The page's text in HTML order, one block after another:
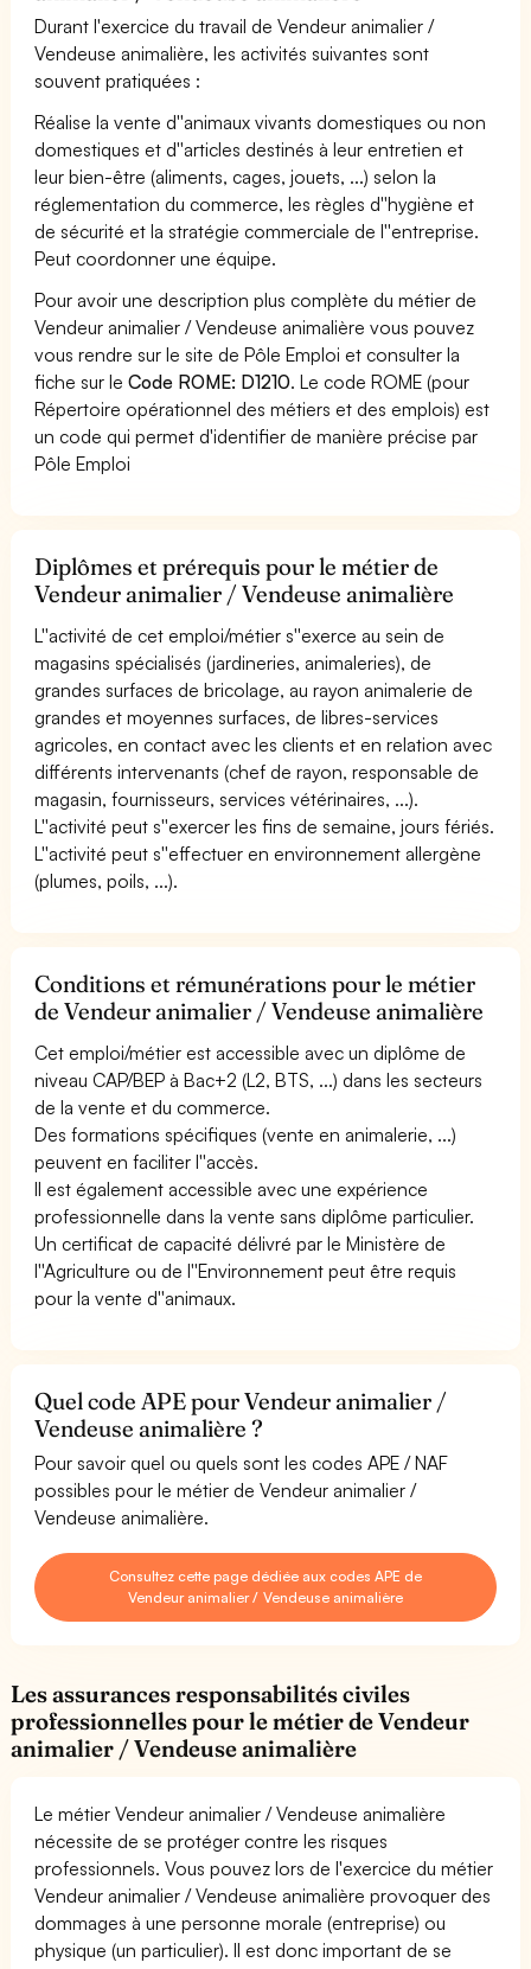
Durant l'exercice du travail de Vendeur animalier /
Vendeuse animalière, les activités suivantes sont
souvent pratiquées :
Réalise la vente d''animaux vivants domestiques ou non
domestiques et d''articles destinés à leur entretien et
leur bien-être (aliments, cages, jouets, ...) selon la
réglementation du commerce, les règles d''hygiène et
de sécurité et la stratégie commerciale de l''entreprise.
Peut coordonner une équipe.
Pour avoir une description plus complète du métier de
Vendeur animalier / Vendeuse animalière vous pouvez
vous rendre sur le site de Pôle Emploi et consulter la
fiche sur leCode ROME: D1210. Le code ROME (pour
Répertoire opérationnel des métiers et des emplois) est
un code qui permet d'identifier de manière précise par
Pôle Emploi
Diplômes et prérequis pour le métier de
Vendeur animalier / Vendeuse animalière
L''activité de cet emploi/métier s''exerce au sein de
magasins spécialisés (jardineries, animaleries), de
grandes surfaces de bricolage, au rayon animalerie de
grandes et moyennes surfaces, de libres-services
agricoles, en contact avec les clients et en relation avec
différents intervenants (chef de rayon, responsable de
magasin, fournisseurs, services vétérinaires, ...).
L''activité peut s''exercer les fins de semaine, jours fériés.
L''activité peut s''effectuer en environnement allergène
(plumes, poils, ...).
Conditions et rémunérations pour le métier
de Vendeur animalier / Vendeuse animalière
Cet emploi/métier est accessible avec un diplôme de
niveau CAP/BEP à Bac+2 (L2, BTS, ...) dans les secteurs
de la vente et du commerce.
Des formations spécifiques (vente en animalerie, ...)
peuvent en faciliter l''accès.
Il est également accessible avec une expérience
professionnelle dans la vente sans diplôme particulier.
Un certificat de capacité délivré par le Ministère de
l''Agriculture ou de l''Environnement peut être requis
pour la vente d''animaux.
Quel code APE pour Vendeur animalier /
Vendeuse animalière ?
Pour savoir quel ou quels sont les codes APE / NAF
possibles pour le métier de Vendeur animalier /
Vendeuse animalière.
Consultez cette page dédiée aux codes APE de
Vendeur animalier / Vendeuse animalière
Les assurances responsabilités civiles
professionnelles pour le métier de Vendeur
animalier / Vendeuse animalière
Le métier Vendeur animalier / Vendeuse animalière
nécessite de se protéger contre les risques
professionnels. Vous pouvez lors de l'exercice du métier
Vendeur animalier / Vendeuse animalière provoquer des
dommages à une personne morale (entreprise) ou
physique (un particulier). Il est donc important de se